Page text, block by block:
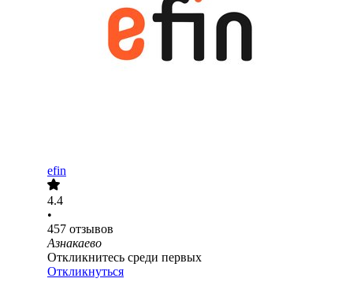
efin
4.4
•
457 отзывов
Азнакаево
Откликнитесь среди первых
Откликнуться